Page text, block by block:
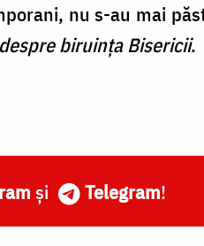
nu s-au mai
biruința Bisericii.
și Telegram!